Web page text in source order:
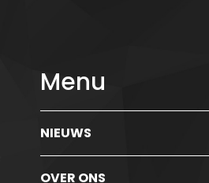
Menu
NIEUWS
OVER ONS